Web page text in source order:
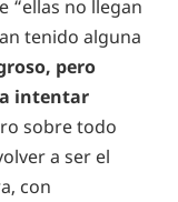
“ellas no llegan
tenido alguna
pero
intentar
sobre todo
a ser el
con